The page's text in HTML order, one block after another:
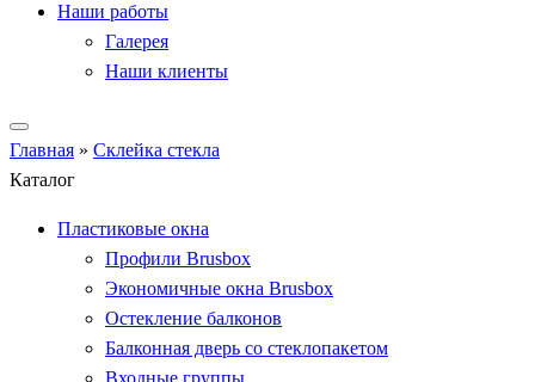
Наши работы
Галерея
Наши клиенты
Главная » Склейка стекла
Каталог
Пластиковые окна
Профили Brusbox
Экономичные окна Brusbox
Остекление балконов
Балконная дверь со стеклопакетом
Входные группы